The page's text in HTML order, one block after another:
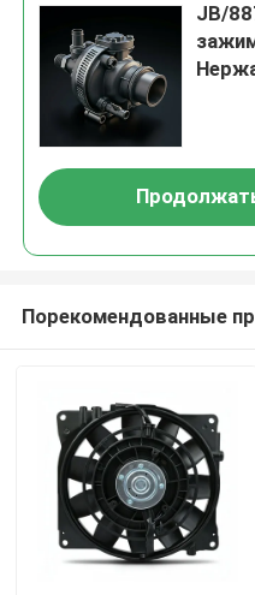
JB/
Порекомендованные